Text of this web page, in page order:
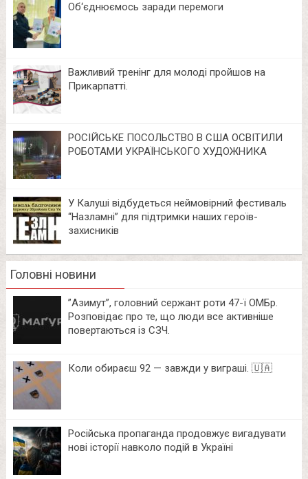
Об‘єднюємось заради перемоги
Важливий тренінг для молоді пройшов на
Прикарпатті.
РОСІЙСЬКЕ ПОСОЛЬСТВО В США ОСВІТИЛИ
РОБОТАМИ УКРАЇНСЬКОГО ХУДОЖНИКА
У Калуші відбудеться неймовірний фестиваль
“Назламні” для підтримки наших героїв-
захисників
Головні новини
⁨”Азимут”, головний сержант роти 47-ї ОМБр.
Розповідає про те, що люди все активніше
повертаються із СЗЧ.
Коли обираєш 92 — завжди у виграші. 🇺🇦
Російська пропаганда продовжує вигадувати
нові історії навколо подій в Україні